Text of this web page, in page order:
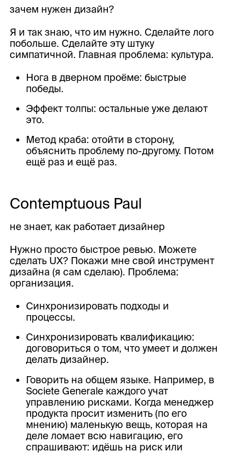
зачем нужен дизайн?
Я и так знаю, что им нужно. Сделайте лого
побольше. Сделайте эту штуку
симпатичной. Главная проблема: культура.
Нога в дверном проёме: быстрые
победы.
Эффект толпы: остальные уже делают
это.
Метод краба: отойти в сторону,
объяснить проблему по-другому. Потом
ещё раз и ещё раз.
Contemptuous Paul
не знает, как работает дизайнер
Нужно просто быстрое ревью. Можете
сделать UX? Покажи мне свой инструмент
дизайна (я сам сделаю). Проблема:
организация.
Синхронизировать подходы и
процессы.
Синхронизировать квалификацию:
договориться о том, что умеет и должен
делать дизайнер.
Говорить на общем языке. Например, в
Societe Generale каждого учат
управлению рисками. Когда менеджер
продукта просит изменить (по его
мнению) маленькую вещь, которая на
деле ломает всю навигацию, его
спрашивают: идёшь на риск или